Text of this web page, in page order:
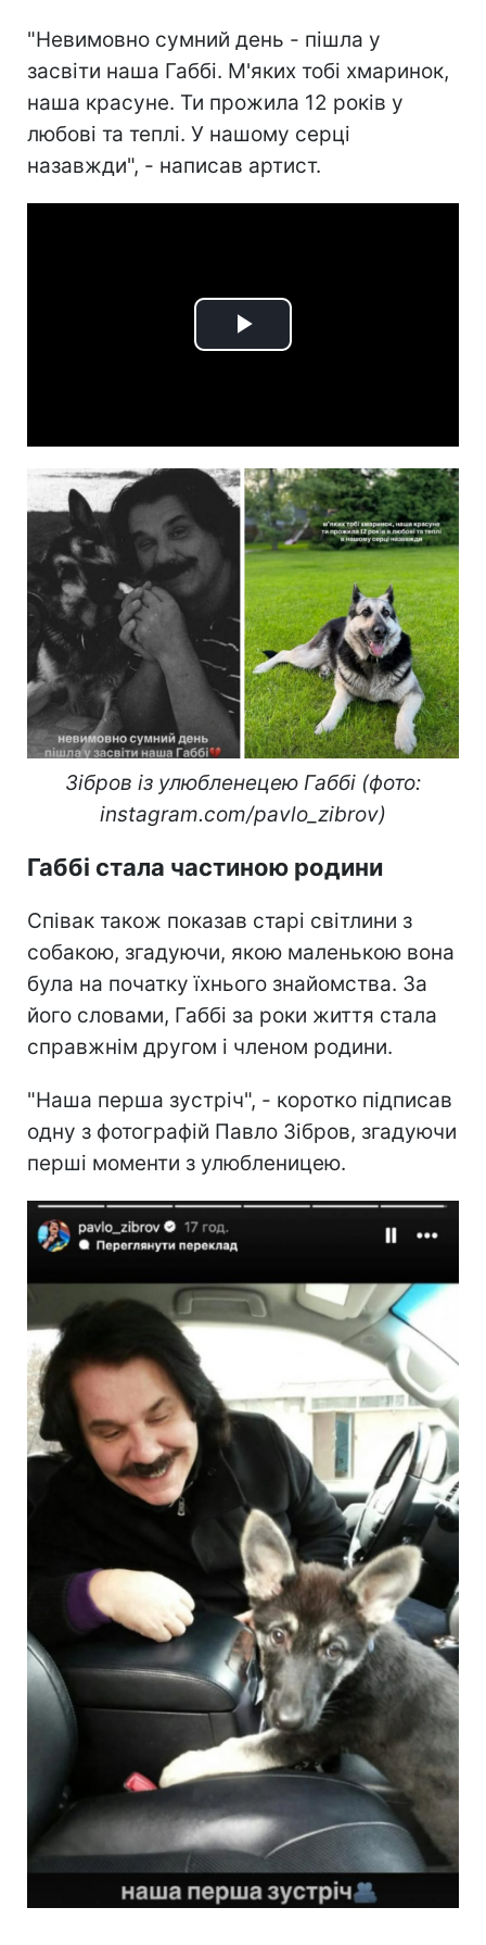
"Невимовно сумний день - пішла у
засвіти наша Габбі. М'яких тобі хмаринок,
наша красуне. Ти прожила 12 років у
любові та теплі. У нашому серці
назавжди", - написав артист.
Play
Зібров із улюбленецею Габбі (фото:
instagram.com/pavlo_zibrov)
Габбі стала частиною родини
Співак також показав старі світлини з
собакою, згадуючи, якою маленькою вона
була на початку їхнього знайомства. За
його словами, Габбі за роки життя стала
справжнім другом і членом родини.
"Наша перша зустріч", - коротко підписав
одну з фотографій Павло Зібров, згадуючи
перші моменти з улюбленицею.